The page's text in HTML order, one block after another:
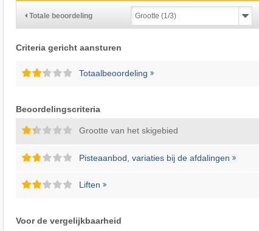
Totale beoordeling
Criteria gericht aansturen
Totaalbeoordeling
Beoordelingscriteria
Grootte van het skigebied
Pisteaanbod, variaties bij de afdalingen
Liften
Voor de vergelijkbaarheid